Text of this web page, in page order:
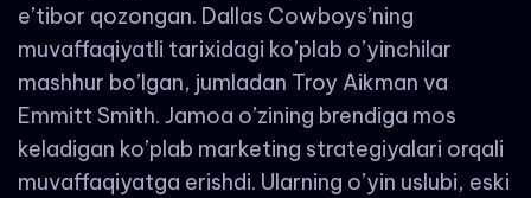
e’tibor qozongan. Dallas Cowboys’ning
muvaffaqiyatli tarixidagi ko’plab o’yinchilar
mashhur bo’lgan, jumladan Troy Aikman va
Emmitt Smith. Jamoa o’zining brendiga mos
keladigan ko’plab marketing strategiyalari orqali
muvaffaqiyatga erishdi. Ularning o’yin uslubi, eski